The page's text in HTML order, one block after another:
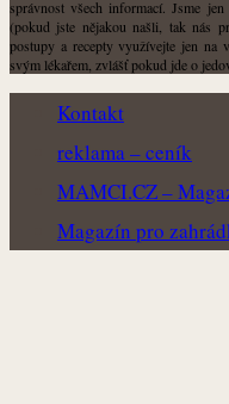
správnost všech informací. Jsme
(pokud jste nějakou našli, tak nás
postupy a recepty využívejte jen na
svým lékařem, zvlášť pokud jde o
Kontakt
reklama – ceník
MAMCI.CZ –
Magazín pro